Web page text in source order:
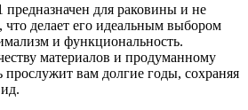
для раковины и не
что делает его идеальным выбором
и функциональность.
материалов и продуманному
прослужит вам долгие годы, сохраняя